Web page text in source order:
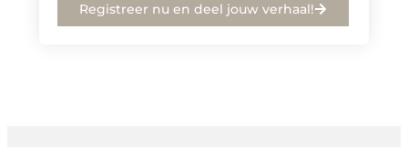
Registreer nu en deel jouw verhaal!